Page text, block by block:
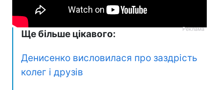
Ще більше цікавого:
Денисенко висловилася про заздрість
колег і друзів